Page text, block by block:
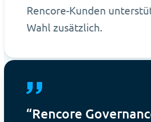
Rencore-Kunden
Wahl zusätzlich.
Rencore